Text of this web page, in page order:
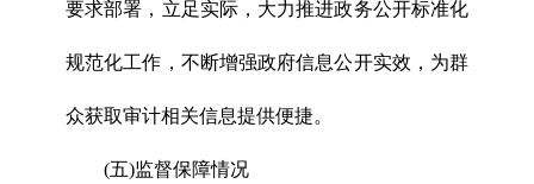
要求部署，立足实际，大力推进政务公开标准化
规范化工作，不断增强政府信息公开实效，为群
众获取审计相关信息提供便捷。
(五)监督保障情况